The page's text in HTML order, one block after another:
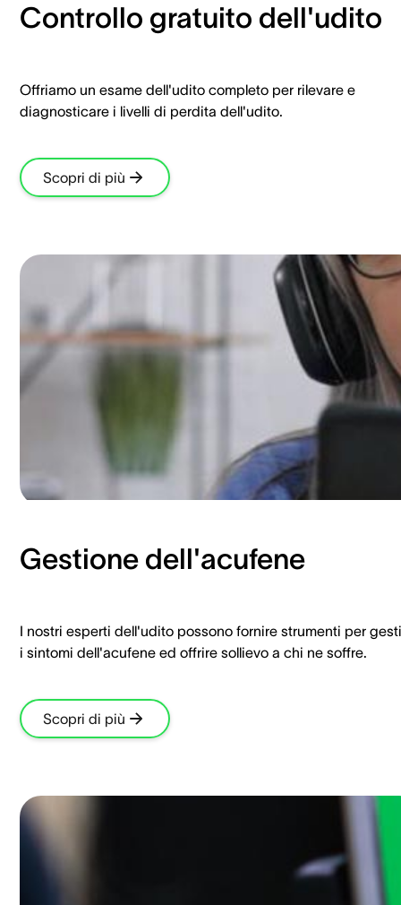
Controllo gratuito dell'udito
Offriamo un esame dell'udito completo per rilevare e
diagnosticare i livelli di perdita dell'udito.
Scopri di più
Gestione dell'acufene
I nostri esperti dell'udito possono fornire strumenti per
i sintomi dell'acufene ed offrire sollievo a chi ne soffre.
Scopri di più